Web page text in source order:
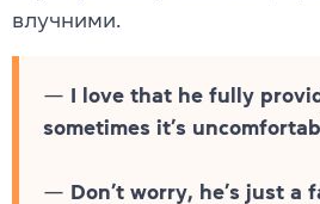
влучними.
— I love that he fully
sometimes it’s
— Don’t worry, he’s just a